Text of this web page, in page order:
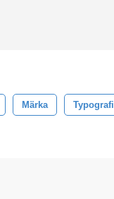
Märka Typografi